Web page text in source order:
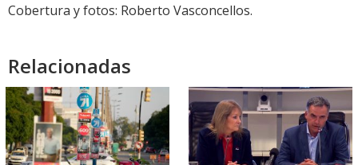
Cobertura y fotos: Roberto Vasconcellos.
Relacionadas